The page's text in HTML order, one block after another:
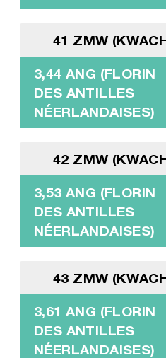
41 ZMW
3,44 ANG (FLORIN
DES ANTILLES
NÉERLANDAISES)
42 ZMW
3,53 ANG (FLORIN
DES ANTILLES
NÉERLANDAISES)
43 ZMW
3,61 ANG (FLORIN
DES ANTILLES
NÉERLANDAISES)